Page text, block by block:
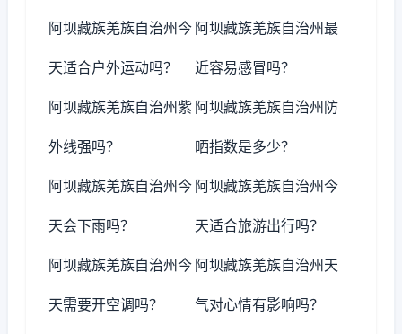
阿坝藏族羌族自治州今
天适合户外运动吗？
阿坝藏族羌族自治州最
近容易感冒吗？
阿坝藏族羌族自治州紫
外线强吗？
阿坝藏族羌族自治州防
晒指数是多少？
阿坝藏族羌族自治州今
天会下雨吗？
阿坝藏族羌族自治州今
天适合旅游出行吗？
阿坝藏族羌族自治州今
天需要开空调吗？
阿坝藏族羌族自治州天
气对心情有影响吗？